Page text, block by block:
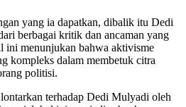
yang ia dapatkan, dibalik itu Dedi
berbagai kritik dan ancaman yang
ini menunjukan bahwa aktivisme
kompleks dalam membetuk citra
politisi.
terhadap Dedi Mulyadi oleh